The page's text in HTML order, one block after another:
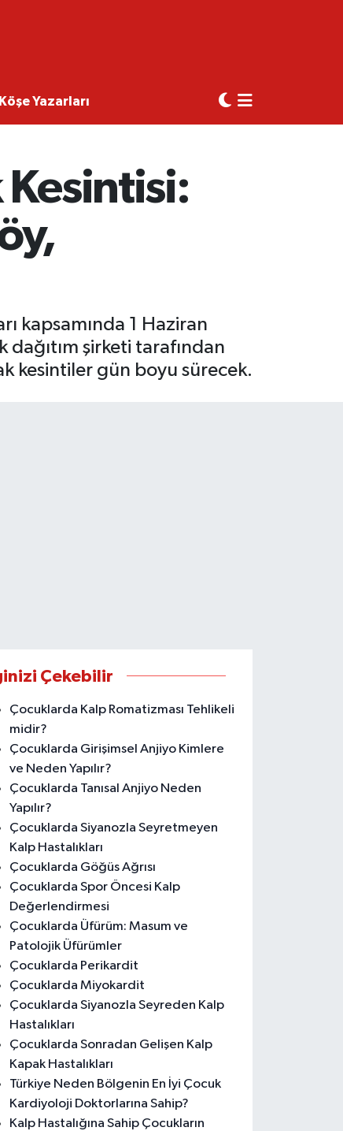
Köşe Yazarları
Kesintisi:
kapsamında 1 Haziran
şirketi tarafından
kesintiler gün boyu sürecek.
Çekebilir
Çocuklarda Kalp Romatizması Tehlikeli
midir?
Çocuklarda Girişimsel Anjiyo Kimlere
ve Neden Yapılır?
Çocuklarda Tanısal Anjiyo Neden
Yapılır?
Çocuklarda Siyanozla Seyretmeyen
Kalp Hastalıkları
Çocuklarda Göğüs Ağrısı
Çocuklarda Spor Öncesi Kalp
Değerlendirmesi
Çocuklarda Üfürüm: Masum ve
Patolojik Üfürümler
Çocuklarda Perikardit
Çocuklarda Miyokardit
Çocuklarda Siyanozla Seyreden Kalp
Hastalıkları
Çocuklarda Sonradan Gelişen Kalp
Kapak Hastalıkları
Türkiye Neden Bölgenin En İyi Çocuk
Kardiyoloji Doktorlarına Sahip?
Kalp Hastalığına Sahip Çocukların